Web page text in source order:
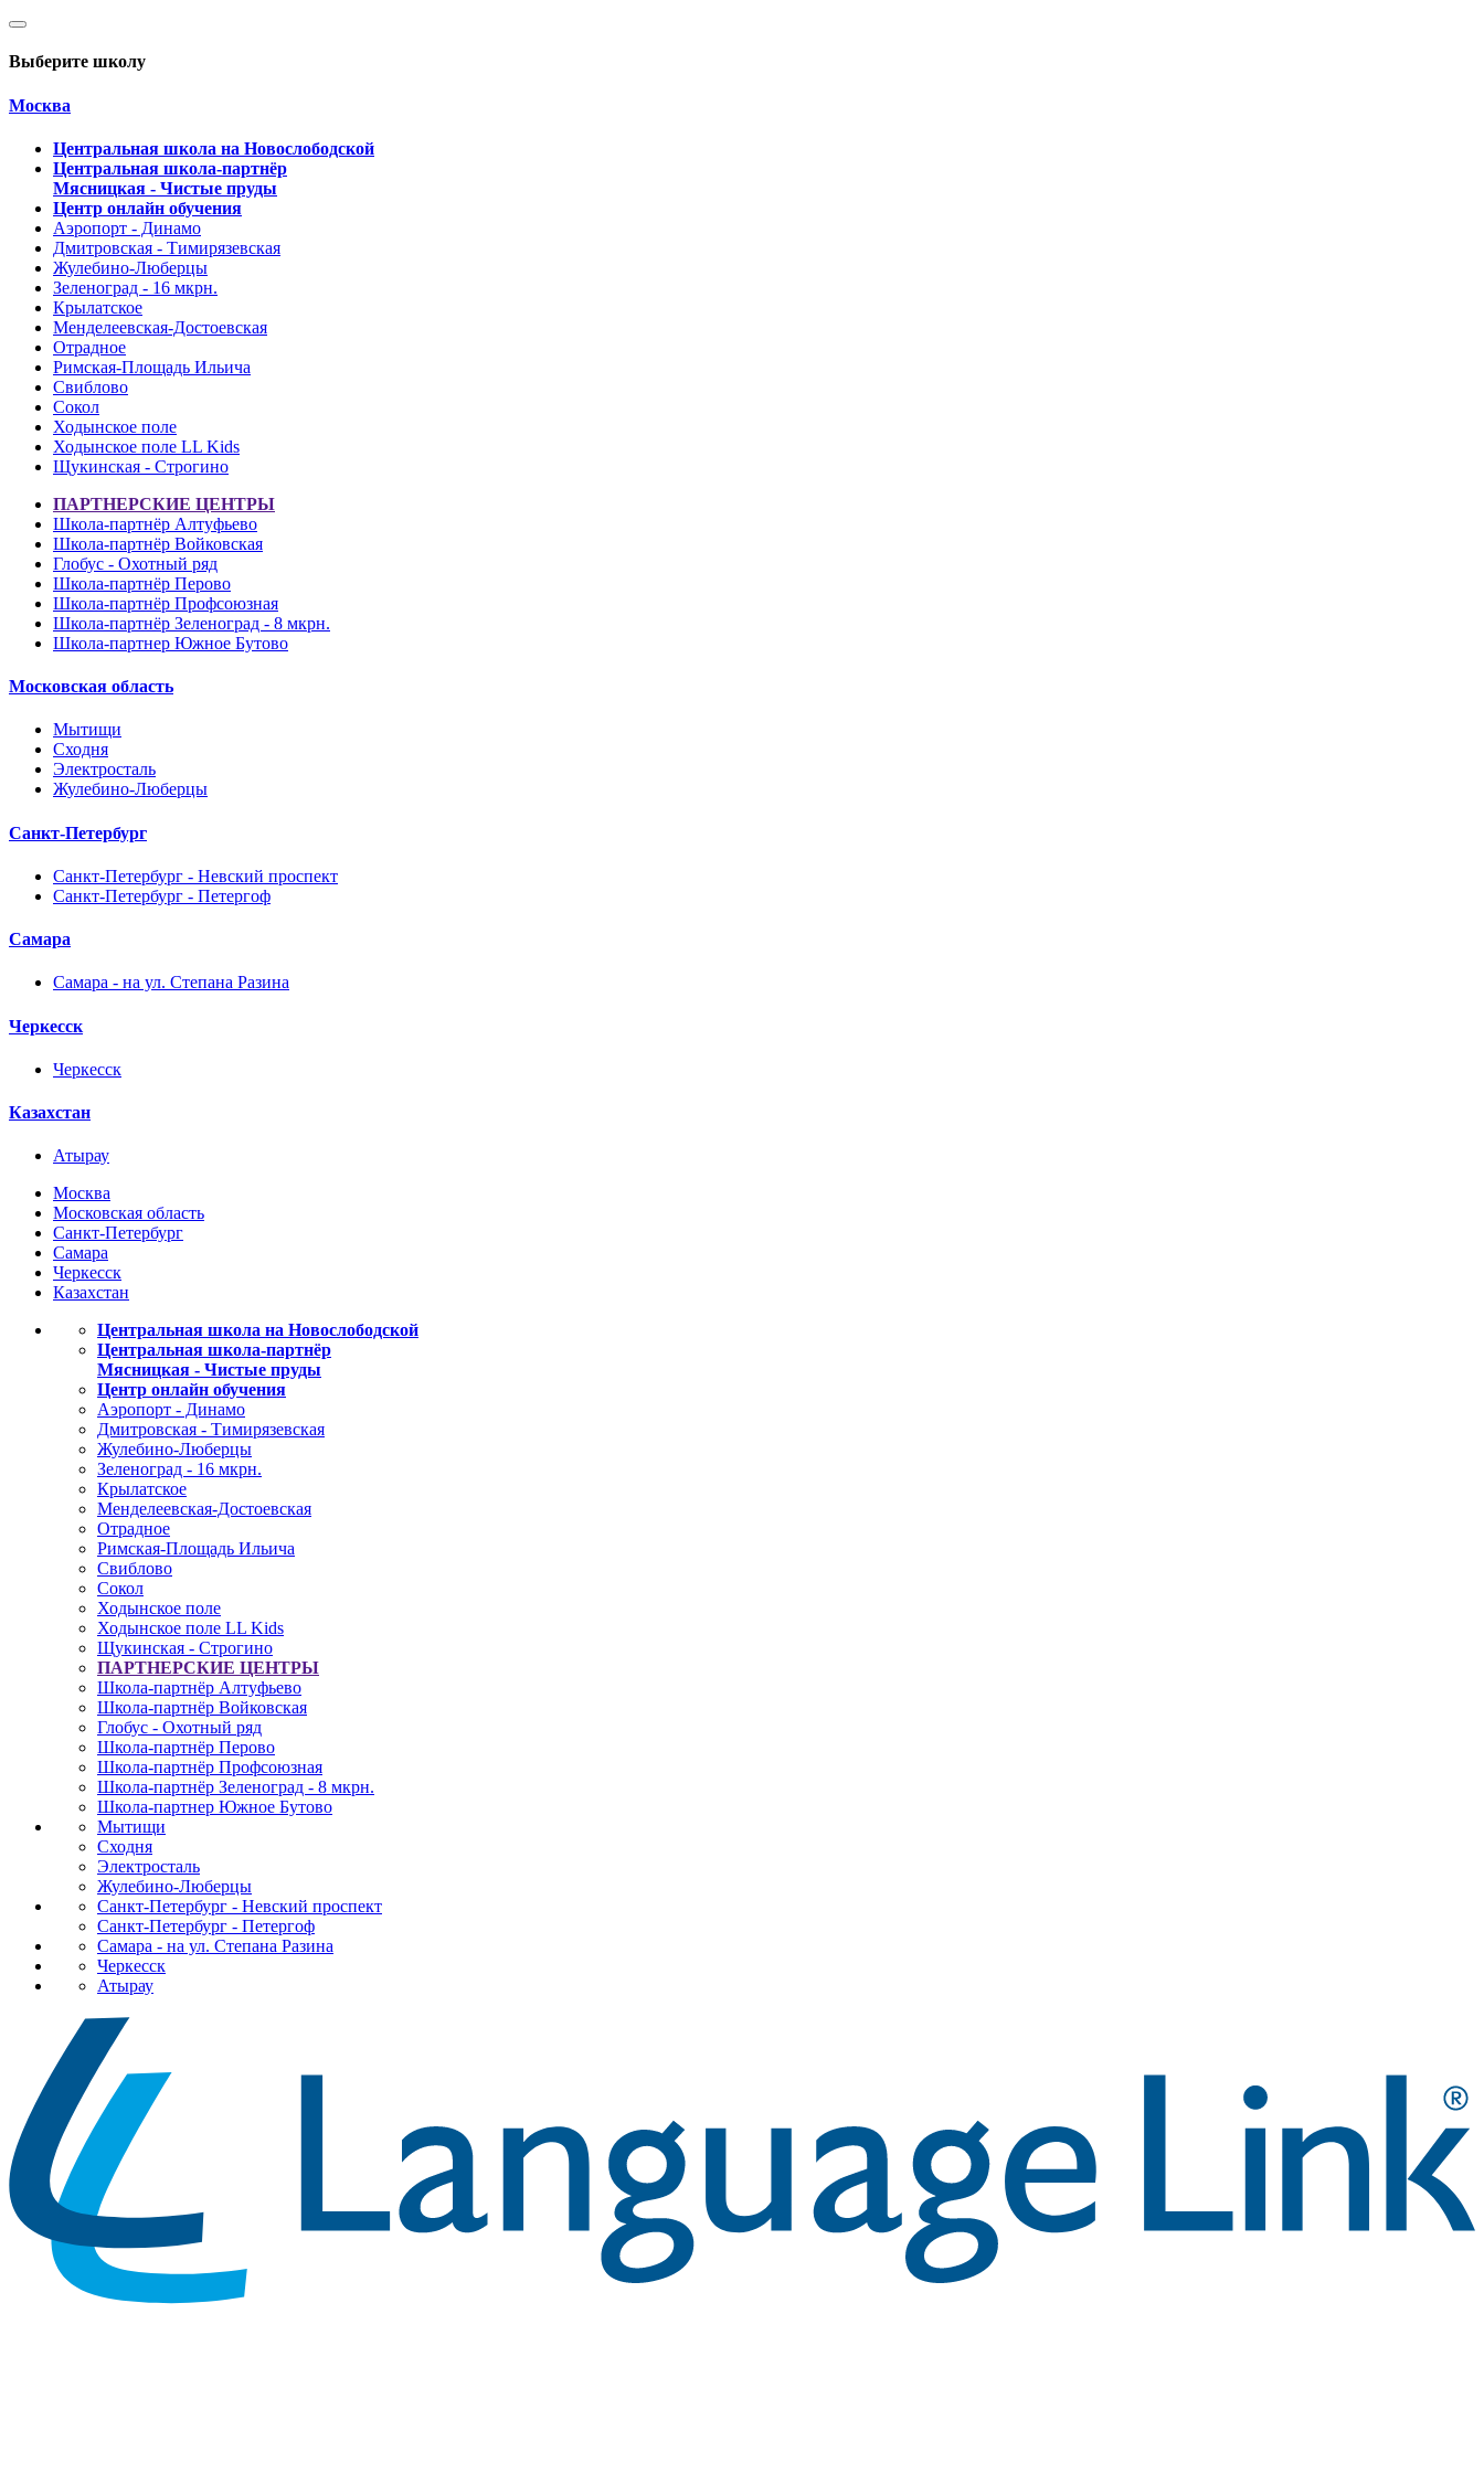
Выберите школу
Москва
Центральная школа на Новослободской
Центральная школа-партнёр
Мясницкая - Чистые пруды
Центр онлайн обучения
Аэропорт - Динамо
Дмитровская - Тимирязевская
Жулебино-Люберцы
Зеленоград - 16 мкрн.
Крылатское
Менделеевская-Достоевская
Отрадное
Римская-Площадь Ильича
Свиблово
Сокол
Ходынское поле
Ходынское поле LL Kids
Щукинская - Строгино
ПАРТНЕРСКИЕ ЦЕНТРЫ
Школа-партнёр Алтуфьево
Школа-партнёр Войковская
Глобус - Охотный ряд
Школа-партнёр Перово
Школа-партнёр Профсоюзная
Школа-партнёр Зеленоград - 8 мкрн.
Школа-партнер Южное Бутово
Московская область
Мытищи
Сходня
Электросталь
Жулебино-Люберцы
Санкт-Петербург
Санкт-Петербург - Невский проспект
Санкт-Петербург - Петергоф
Самара
Самара - на ул. Степана Разина
Черкесск
Черкесск
Казахстан
Атырау
Москва
Московская область
Санкт-Петербург
Самара
Черкесск
Казахстан
Центральная школа на Новослободской
Центральная школа-партнёр
Мясницкая - Чистые пруды
Центр онлайн обучения
Аэропорт - Динамо
Дмитровская - Тимирязевская
Жулебино-Люберцы
Зеленоград - 16 мкрн.
Крылатское
Менделеевская-Достоевская
Отрадное
Римская-Площадь Ильича
Свиблово
Сокол
Ходынское поле
Ходынское поле LL Kids
Щукинская - Строгино
ПАРТНЕРСКИЕ ЦЕНТРЫ
Школа-партнёр Алтуфьево
Школа-партнёр Войковская
Глобус - Охотный ряд
Школа-партнёр Перово
Школа-партнёр Профсоюзная
Школа-партнёр Зеленоград - 8 мкрн.
Школа-партнер Южное Бутово
Мытищи
Сходня
Электросталь
Жулебино-Люберцы
Санкт-Петербург - Невский проспект
Санкт-Петербург - Петергоф
Самара - на ул. Степана Разина
Черкесск
Атырау